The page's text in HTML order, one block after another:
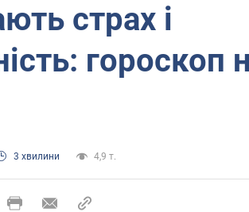
страх і
гороскоп
3 хвилини 4,9 т.